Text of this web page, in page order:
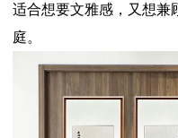
适合想要文雅感，又想兼
庭。